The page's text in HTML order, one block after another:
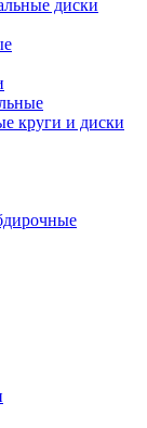
диски
круги и диски